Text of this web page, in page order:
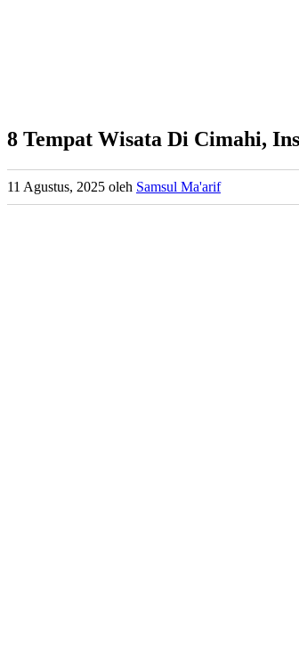
8 Tempat Wisata Di Cimahi,
11 Agustus, 2025 oleh Samsul Ma'arif